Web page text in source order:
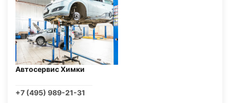
Автосервис Химки
+7 (495) 989-21-31